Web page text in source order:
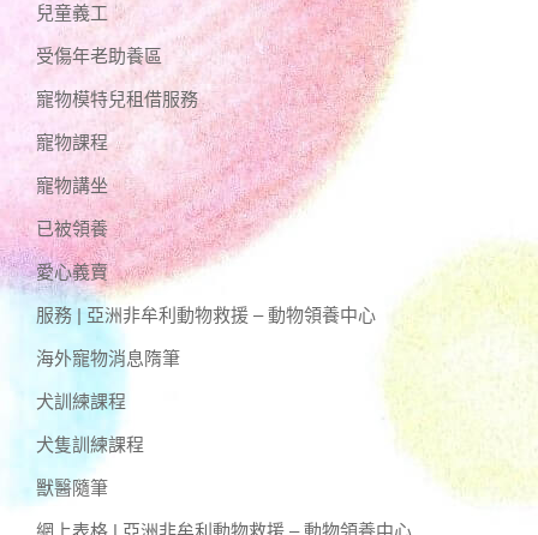
兒童義工
受傷年老助養區
寵物模特兒租借服務
寵物課程
寵物講坐
已被領養
愛心義賣
服務 | 亞洲非牟利動物救援 – 動物領養中心
海外寵物消息隋筆
犬訓練課程
犬隻訓練課程
獸醫隨筆
網上表格 | 亞洲非牟利動物救援 – 動物領養中心